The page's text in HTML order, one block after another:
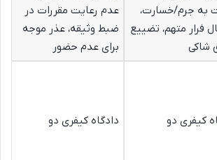
به جرم/خسارت،
فرار متهم، تضییع
شاکی
عدم رعایت مقررات در
ضبط وثیقه، عذر موجه
برای عدم حضور
کیفری دو دادگاه کیفری دو